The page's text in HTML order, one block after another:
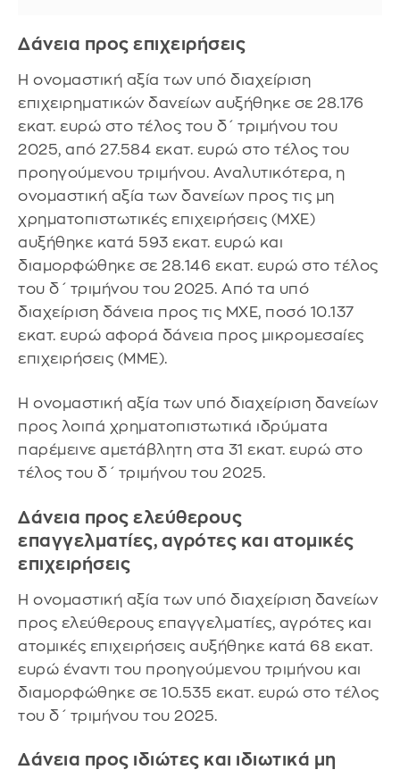
Δάνεια προς επιχειρήσεις
Η ονομαστική αξία των υπό διαχείριση
επιχειρηματικών δανείων αυξήθηκε σε 28.176
εκατ. ευρώ στο τέλος του δ΄ τριμήνου του
2025, από 27.584 εκατ. ευρώ στο τέλος του
προηγούμενου τριμήνου. Αναλυτικότερα, η
ονομαστική αξία των δανείων προς τις μη
χρηματοπιστωτικές επιχειρήσεις (ΜΧΕ)
αυξήθηκε κατά 593 εκατ. ευρώ και
διαμορφώθηκε σε 28.146 εκατ. ευρώ στο τέλος
του δ΄ τριμήνου του 2025. Από τα υπό
διαχείριση δάνεια προς τις ΜΧΕ, ποσό 10.137
εκατ. ευρώ αφορά δάνεια προς μικρομεσαίες
επιχειρήσεις (ΜΜΕ).
Η ονομαστική αξία των υπό διαχείριση δανείων
προς λοιπά χρηματοπιστωτικά ιδρύματα
παρέμεινε αμετάβλητη στα 31 εκατ. ευρώ στο
τέλος του δ΄ τριμήνου του 2025.
Δάνεια προς ελεύθερους
επαγγελματίες, αγρότες και ατομικές
επιχειρήσεις
Η ονομαστική αξία των υπό διαχείριση δανείων
προς ελεύθερους επαγγελματίες, αγρότες και
ατομικές επιχειρήσεις αυξήθηκε κατά 68 εκατ.
ευρώ έναντι του προηγούμενου τριμήνου και
διαμορφώθηκε σε 10.535 εκατ. ευρώ στο τέλος
του δ΄ τριμήνου του 2025.
Δάνεια προς ιδιώτες και ιδιωτικά μη